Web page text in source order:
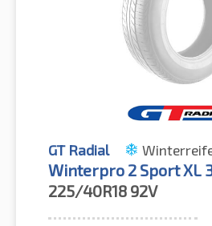
GT Radial
Winterpro 2 Sport XL
225/40R18 92V